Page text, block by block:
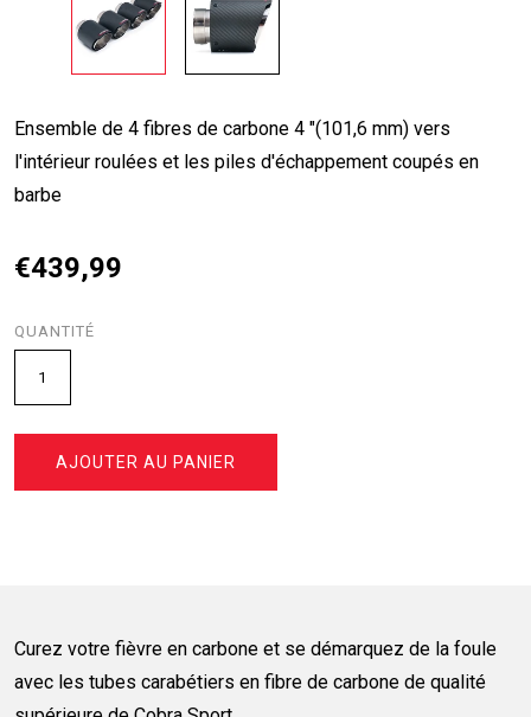
Ensemble de 4 fibres de carbone 4 "(101,6 mm) vers
l'intérieur roulées et les piles d'échappement coupés en
barbe
€439,99
QUANTITÉ
AJOUTER AU PANIER
Curez votre fièvre en carbone et se démarquez de la foule
avec les tubes carabétiers en fibre de carbone de qualité